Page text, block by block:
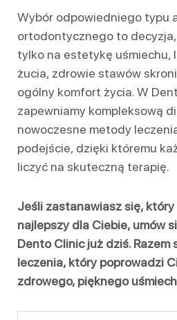
Wybór odpowiedniego typu
ortodontycznego to decyzja,
tylko na estetykę uśmiechu,
żucia, zdrowie stawów
ogólny komfort życia. W
zapewniamy kompleksową
nowoczesne metody
podejście, dzięki któremu
liczyć na skuteczną terapię.
Jeśli zastanawiasz się,
najlepszy dla Ciebie, umów
Dento Clinic już dziś. Razem
leczenia, który poprowadzi
zdrowego, pięknego